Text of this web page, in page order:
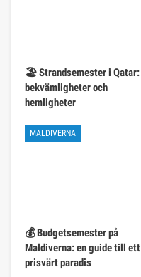
🏖️ Strandsemester i Qatar:
bekvämligheter och
hemligheter
MALDIVERNA
💰 Budgetsemester på
Maldiverna: en guide till ett
prisvärt paradis